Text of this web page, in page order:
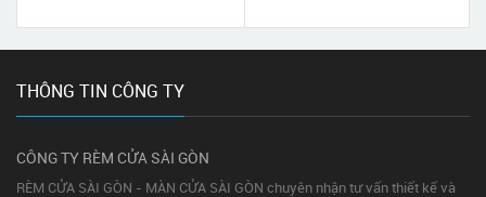
THÔNG TIN CÔNG TY
CÔNG TY RÈM CỬA SÀI GÒN
RÈM CỬA SÀI GÒN - MÀN CỬA SÀI GÒN chuyên nhận tư vấn thiết kế và